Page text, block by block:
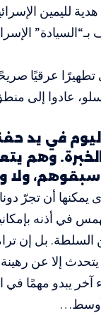
هدية لليمين
تطهيرًا عرقيًا
عادوا إلى
في يد
الخبرة. وهم
سبقوهم، ولا
أن تجرّ
في أذنه
السلطة. بل إن
يتحدث إلا عن
آخر يبدو مهمًا